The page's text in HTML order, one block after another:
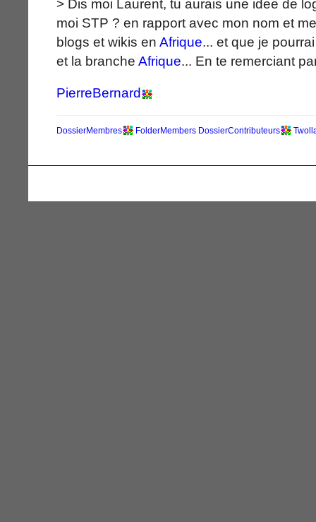
> Dis moi Laurent, tu aurais une idee de
moi STP ? en rapport avec mon nom et
blogs et wikis en Afrique... et que je
et la branche Afrique... En te remerciant
PierreBernard
DossierMembres FolderMembers DossierContributeurs